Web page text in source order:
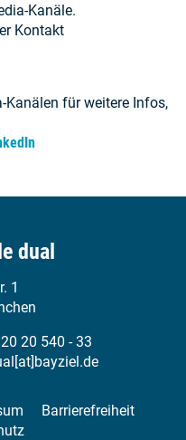
Kanäle.
Kontakt
Kanälen für weitere Infos,
dual
1
20 540 - 33
Barrierefreiheit